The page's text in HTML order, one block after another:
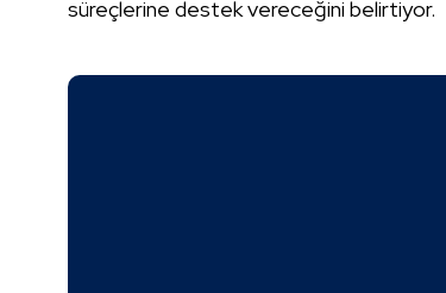
süreçlerine destek vereceğini belirtiyor.